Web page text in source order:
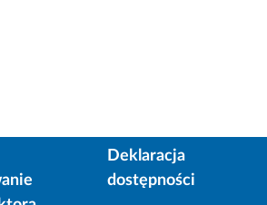
Deklaracja
dostępności